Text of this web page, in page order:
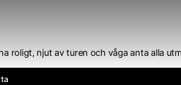
roligt, njut av turen och våga anta alla